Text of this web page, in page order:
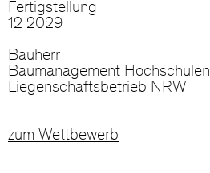
Fertigstellung
12 2029
Bauherr
Baumanagement
Liegenschaftsbetrieb NRW
zum Wettbewerb